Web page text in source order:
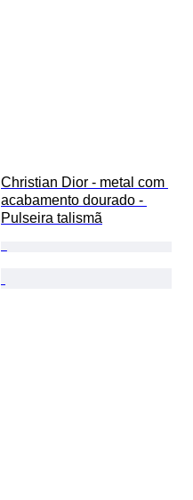
Christian Dior - metal com
acabamento dourado -
Pulseira talismã